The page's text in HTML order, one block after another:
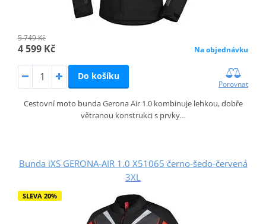
5 749 Kč
4 599 Kč Na objednávku
Do košíku
Porovnat
Cestovní moto bunda Gerona Air 1.0 kombinuje lehkou, dobře
větranou konstrukci s prvky…
Bunda iXS GERONA-AIR 1.0 X51065 černo-šedo-červená
3XL
SLEVA 20%